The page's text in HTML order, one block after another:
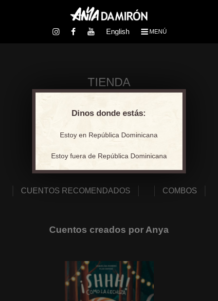
English MENÚ
Dinos donde estás:
Estoy en República Dominicana
Estoy fuera de República Dominicana
TIENDA
Ver mi carrito
MIS CUENTOS
CUENTOS RECOMENDADOS COMBOS
Cuentos creados por Anya